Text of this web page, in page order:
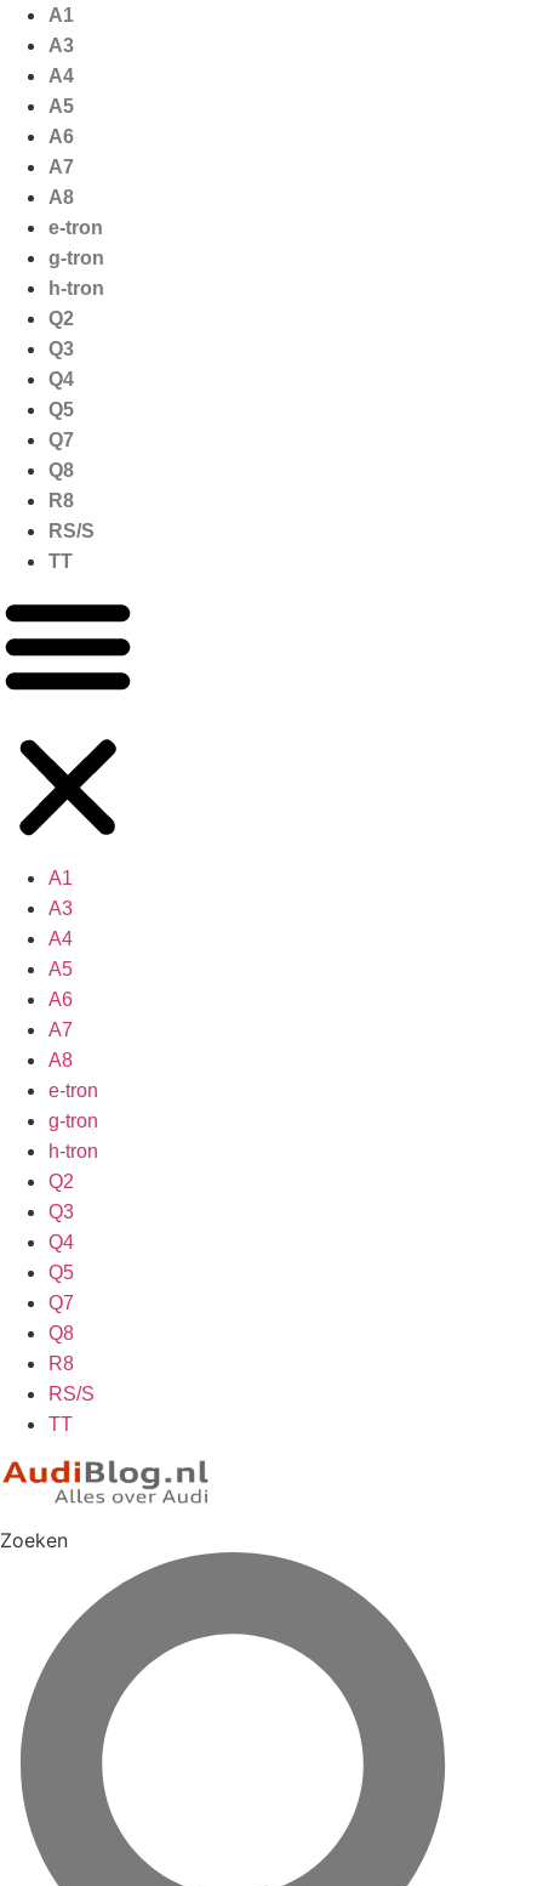
naar
inhoud
A1
A3
A4
A5
A6
A7
A8
e-tron
g-tron
h-tron
Q2
Q3
Q4
Q5
Q7
Q8
R8
RS/S
TT
A1
A3
A4
A5
A6
A7
A8
e-tron
g-tron
h-tron
Q2
Q3
Q4
Q5
Q7
Q8
R8
RS/S
TT
Zoeken